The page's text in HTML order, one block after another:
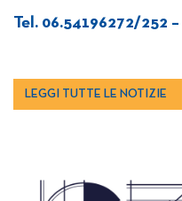
Tel. 06.54196272/252 –
LEGGI TUTTE LE NOTIZIE